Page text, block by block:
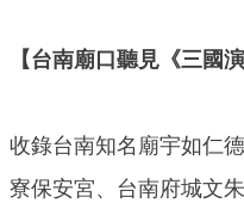
【台南廟口聽見《三國
收錄台南知名廟宇如仁
寮保安宮、台南府城文